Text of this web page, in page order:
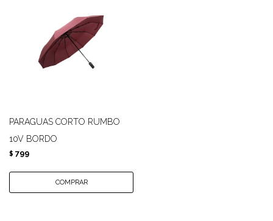
PARAGUAS CORTO RUMBO
10V BORDO
$ 799